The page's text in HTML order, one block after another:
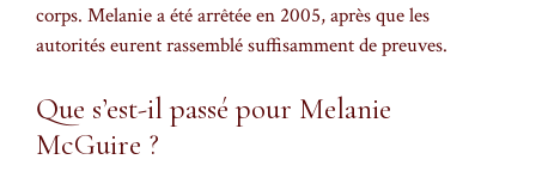
corps. Melanie a été arrêtée en 2005, après que les
autorités eurent rassemblé suffisamment de preuves.
Que s’est-il passé pour Melanie
McGuire ?